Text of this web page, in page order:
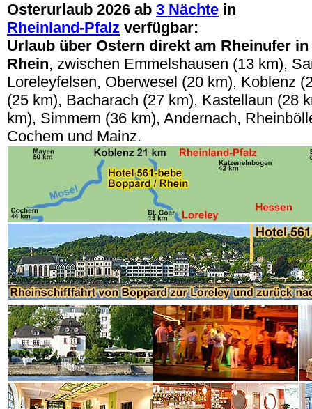
Osterurlaub 2026 ab 3 Nächte in
Rheinland-Pfalz verfügbar:
Urlaub über Ostern direkt am Rheinufer
Rhein, zwischen Emmelshausen (13 km),
Loreleyfelsen, Oberwesel (20 km), Koblenz
(25 km), Bacharach (27 km), Kastellaun (28
km), Simmern (36 km), Andernach,
Cochem und Mainz.